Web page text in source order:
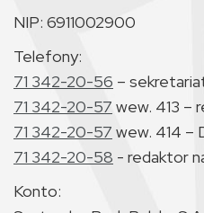
NIP: 6911002900
Telefony:
71 342-20-56 –
71 342-20-57 wew. 413 –
71 342-20-57 wew. 414 –
71 342-20-58 - redaktor
Konto: